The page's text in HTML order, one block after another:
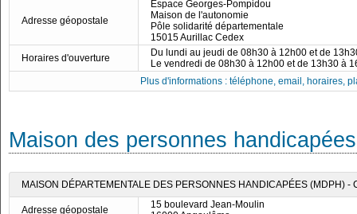
Adresse géopostale
Espace Georges-Pompidou
Maison de l'autonomie
Pôle solidarité départementale
15015 Aurillac Cedex
Horaires d'ouverture
Du lundi au jeudi de 08h30 à 12h00 et de
Le vendredi de 08h30 à 12h00 et de 13h30 à
Plus d'informations : téléphone, email, horaires,
Maison des personnes
MAISON DÉPARTEMENTALE DES PERSONNES HANDICAPÉES (MDPH) -
Adresse géopostale
15 boulevard Jean-Moulin